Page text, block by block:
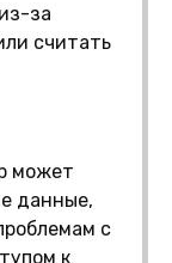
за
считать
может
данные,
с
к